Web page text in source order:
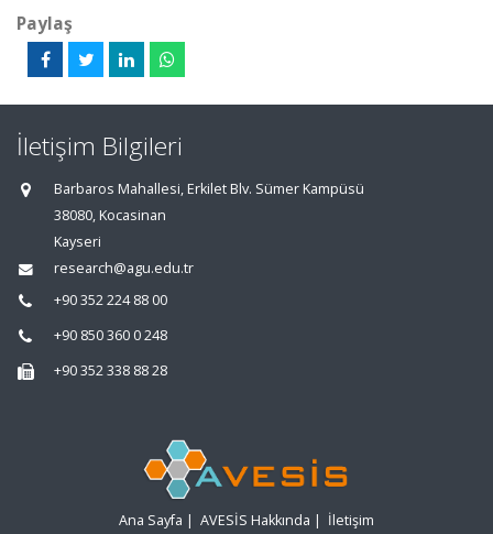
Paylaş
İletişim Bilgileri
Barbaros Mahallesi, Erkilet Blv. Sümer Kampüsü
38080, Kocasinan
Kayseri
research@agu.edu.tr
+90 352 224 88 00
+90 850 360 0 248
+90 352 338 88 28
Ana Sayfa | AVESİS Hakkında | İletişim